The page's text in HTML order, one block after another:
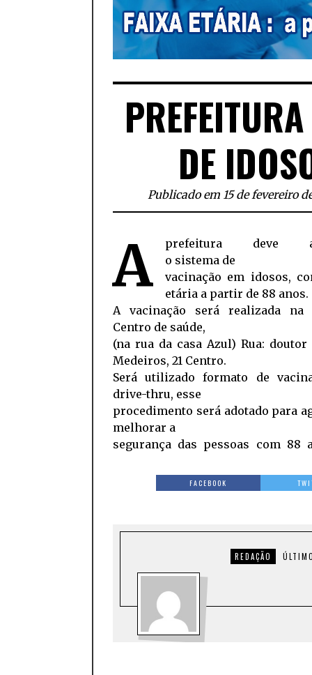
DE
Publicado em 15 de fevereiro
A
prefeitura deve
o sistema de
vacinação em idosos,
etária a partir de 88 anos.
A vacinação será realizada
Centro de saúde,
(na rua da casa Azul) Rua:
Medeiros, 21 Centro.
Será utilizado formato de
drive-thru, esse
procedimento será adotado para
melhorar a
segurança das pessoas com 88
FACEBOOK
REDAÇÃO